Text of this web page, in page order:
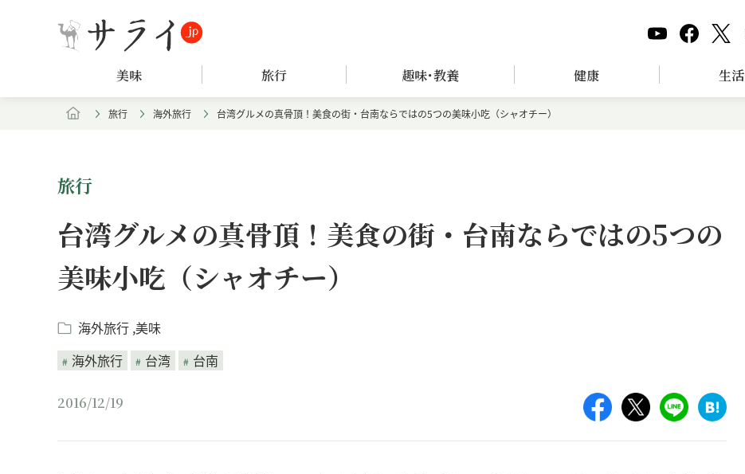
美味 旅行 趣味･教養 健康 生活
旅行 海外旅行 台湾グルメの真骨頂！美食の街・台南ならではの5つの美味小吃（シャオチー）
旅行
台湾グルメの真骨頂！美食の街・台南ならではの5つの
美味小吃（シャオチー）
海外旅行 美味
海外旅行
台湾 台南
2016/12/19